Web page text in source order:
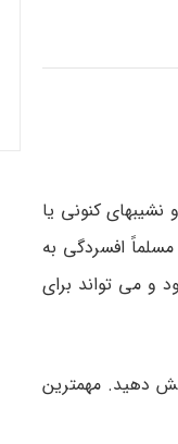
نشیبهای کنونی یا
افسردگی به
و می تواند برای
دهید. مهمترین